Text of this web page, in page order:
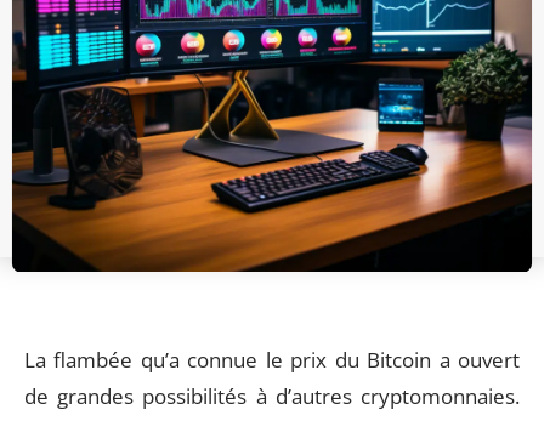
La flambée qu’a connue le prix du Bitcoin a ouvert
de grandes possibilités à d’autres cryptomonnaies.